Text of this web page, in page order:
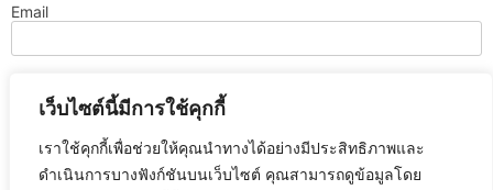
เว็บไซต์นี้มีการใช้คุกกี้
เราใช้คุกกี้เพื่อช่วยให้คุณนำทางได้อย่างมีประสิทธิภาพและ
ดำเนินการบางฟังก์ชันบนเว็บไซต์ คุณสามารถดูข้อมูลโดย
Email
Website